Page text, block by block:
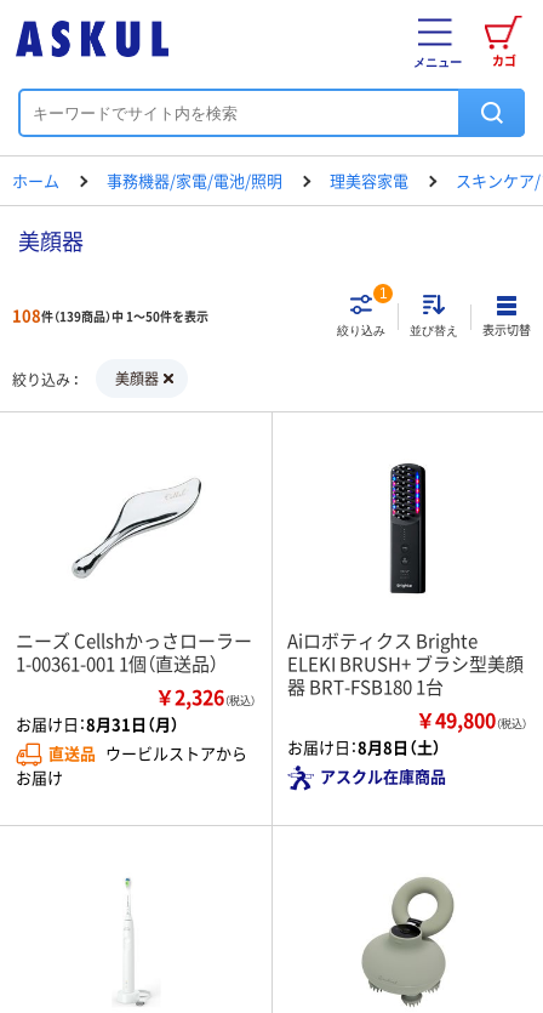
カゴ
メニュー
ホーム 事務機器/家電/電池/照明 理美容家電 スキンケア
美顔器
108件（139商品）中 1～50件を表示
絞り込み
1
並び替え 表示切替
絞り込み 美顔器
ニーズ Cellshかっさローラー
1-00361-001 1個（直送品）
￥2,326（税込）
お届け日：8月31日（月）
直送品 ウービルストアから
お届け
Aiロボティクス Brighte
ELEKI BRUSH+ ブラシ型美顔
器 BRT-FSB180 1台
￥49,800（税込）
お届け日：8月8日（土）
アスクル在庫商品